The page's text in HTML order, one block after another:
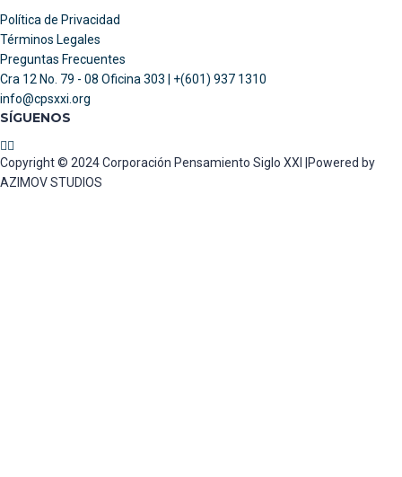
Política de Privacidad
Términos Legales
Preguntas Frecuentes
Cra 12 No. 79 - 08 Oficina 303 | +(601) 937 1310
info@cpsxxi.org
SÍGUENOS
Copyright © 2024 Corporación Pensamiento Siglo XXI |Powered by
AZIMOV STUDIOS